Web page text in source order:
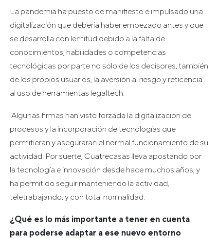
La pandemia ha puesto de manifiesto e impulsado una
digitalización que debería haber empezado antes y que
se desarrolla con lentitud debido a la falta de
conocimientos, habilidades o competencias
tecnológicas por parte no solo de los decisores, también
de los propios usuarios, la aversión al riesgo y reticencia
al uso de herramientas legaltech.
Algunas firmas han visto forzada la digitalización de
procesos y la incorporación de tecnologías que
permitieran y aseguraran el normal funcionamiento de su
actividad. Por suerte, Cuatrecasas lleva apostando por
la tecnología e innovación desde hace muchos años, y
ha permitido seguir manteniendo la actividad,
teletrabajando, y con total normalidad.
¿Qué es lo más importante a tener en cuenta
para poderse adaptar a ese nuevo entorno